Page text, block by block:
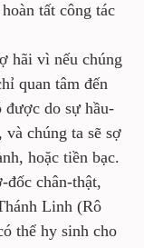
tất công tác
hãi vì nếu chúng
quan tâm đến
được do sự hầu-
chúng ta sẽ sợ
hoặc tiền bạc.
chân-thật,
Linh (Rô
thể hy sinh cho